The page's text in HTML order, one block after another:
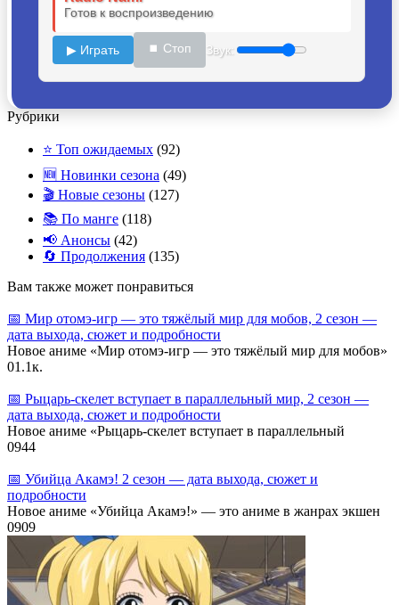
Готов к воспроизведению
▶ Играть ⏹ Стоп Звук:
Рубрики
⭐ Топ ожидаемых (92)
🆕 Новинки сезона (49)
🎬 Новые сезоны (127)
📚 По манге (118)
📢 Анонсы (42)
🔄 Продолжения (135)
Вам также может понравиться
📅 Мир отомэ‑игр — это тяжёлый мир для мобов, 2 сезон —
дата выхода, сюжет и подробности
Новое аниме «Мир отомэ‑игр — это тяжёлый мир для мобов»
01.1к.
📅 Рыцарь‑скелет вступает в параллельный мир, 2 сезон —
дата выхода, сюжет и подробности
Новое аниме «Рыцарь‑скелет вступает в параллельный
0944
📅 Убийца Акамэ! 2 сезон — дата выхода, сюжет и
подробности
Новое аниме «Убийца Акамэ!» — это аниме в жанрах экшен
0909